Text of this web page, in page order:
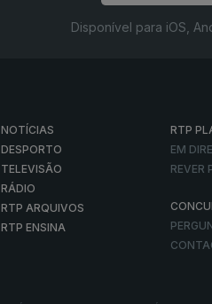
Disponível para iOS,
NOTÍCIAS
DESPORTO
TELEVISÃO
RÁDIO
RTP ARQUIVOS
RTP ENSINA
RTP
EM
REVER